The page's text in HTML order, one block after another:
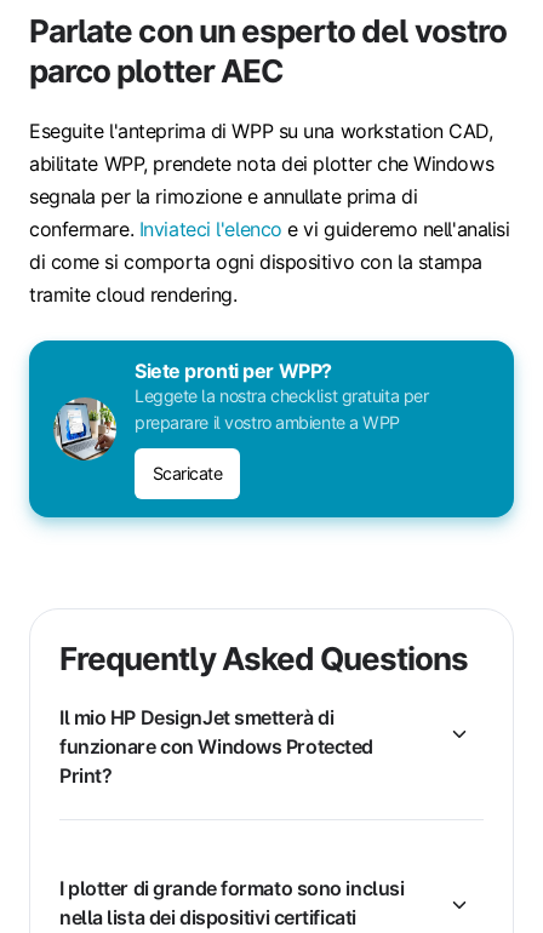
Parlate con un esperto del vostro
parco plotter AEC
Eseguite l'anteprima di WPP su una workstation CAD,
abilitate WPP, prendete nota dei plotter che Windows
segnala per la rimozione e annullate prima di
confermare. Inviateci l'elencoe vi guideremo nell'analisi
di come si comporta ogni dispositivo con la stampa
tramite cloud rendering.
Siete pronti per WPP?
Leggete la nostra checklist gratuita per
preparare il vostro ambiente a WPP
Scaricate
Frequently Asked Questions
Il mio HP DesignJet smetterà di
funzionare con Windows Protected
Print?
I plotter di grande formato sono inclusi
nella lista dei dispositivi certificati